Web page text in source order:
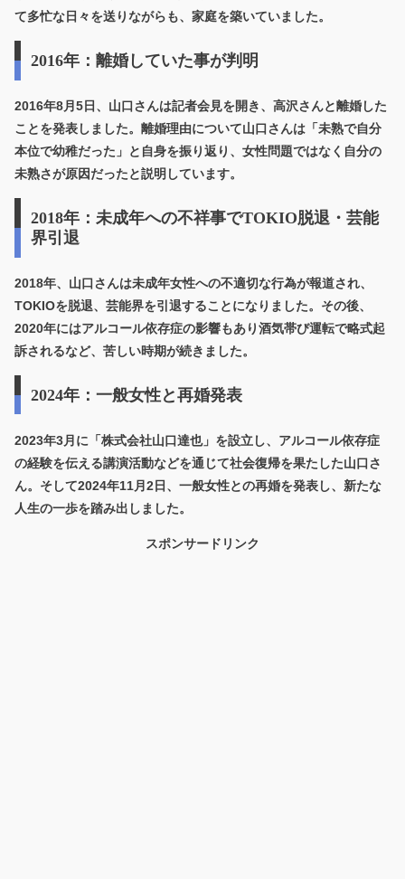
て多忙な日々を送りながらも、家庭を築いていました。
2016年：離婚していた事が判明
2016年8月5日、山口さんは記者会見を開き、高沢さんと離婚した
ことを発表しました。離婚理由について山口さんは「未熟で自分
本位で幼稚だった」と自身を振り返り、女性問題ではなく 自分の
未熟さが原因だったと説明しています。
2018年：未成年への不祥事でTOKIO脱退・芸能
界引退
2018年、山口さんは未成年女性への不適切な行為が報道され、
TOKIOを脱退、芸能界を引退することになりました。その後、
2020年にはアルコール依存症の影響もあり酒気帯び運転で略式起
訴されるなど、苦しい時期が続きました。
2024年：一般女性と再婚発表
2023年3月に「株式会社山口達也」を設立し、アルコール依存症
の経験を伝える講演活動などを通じて社会復帰を果たした山口さ
ん。そして2024年11月2日、一般女性との再婚を発表し、新たな
人生の一歩を踏み出しました。
スポンサードリンク